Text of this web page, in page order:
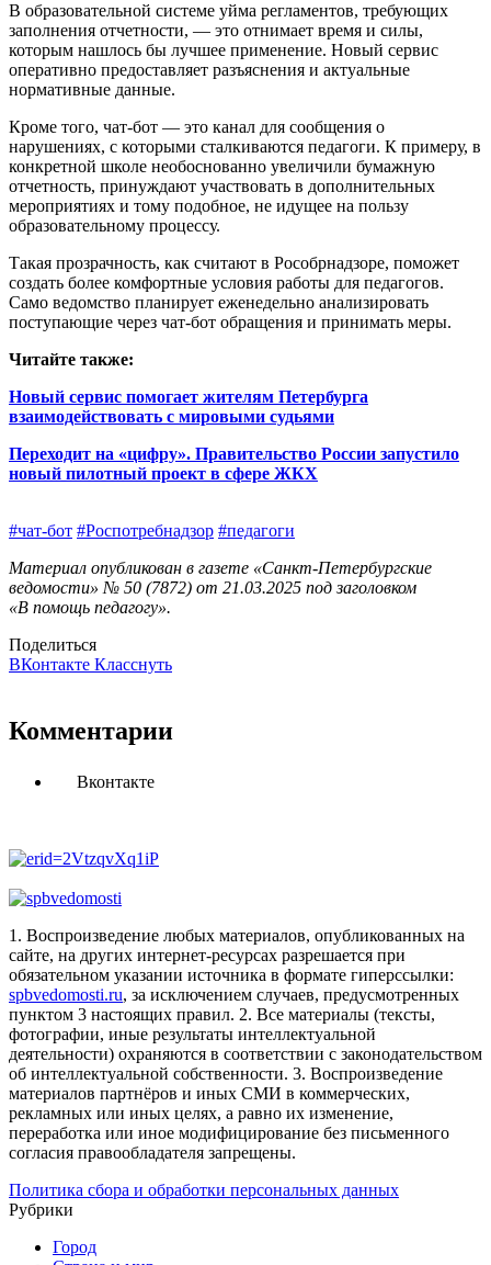
В образовательной системе уйма регламентов, требующих
заполнения отчетности, — это отнимает время и силы,
которым нашлось бы лучшее применение. Новый сервис
оперативно предоставляет разъяснения и актуальные
нормативные данные.
Кроме того, чат-бот — это канал для сообщения о
нарушениях, с которыми сталкиваются педагоги. К примеру, в
конкретной школе необоснованно увеличили бумажную
отчетность, принуждают участвовать в дополнительных
мероприятиях и тому подобное, не идущее на пользу
образовательному процессу.
Такая прозрачность, как считают в Рособрнадзоре, поможет
создать более комфортные условия работы для педагогов.
Само ведомство планирует еженедельно анализировать
поступающие через чат-бот обращения и принимать меры.
Читайте также:
Новый сервис помогает жителям Петербурга
взаимодействовать с мировыми судьями
Переходит на «цифру». Правительство России запустило
новый пилотный проект в сфере ЖКХ
#чат-бот #Роспотребнадзор #педагоги
Материал опубликован в газете «Санкт-Петербургские
ведомости» № 50 (7872) от 21.03.2025 под заголовком
«В помощь педагогу».
Поделиться
ВКонтакте Класснуть
Комментарии
Вконтакте
1. Воспроизведение любых материалов, опубликованных на
сайте, на других интернет-ресурсах разрешается при
обязательном указании источника в формате гиперссылки:
spbvedomosti.ru, за исключением случаев, предусмотренных
пунктом 3 настоящих правил. 2. Все материалы (тексты,
фотографии, иные результаты интеллектуальной
деятельности) охраняются в соответствии с законодательством
об интеллектуальной собственности. 3. Воспроизведение
материалов партнёров и иных СМИ в коммерческих,
рекламных или иных целях, а равно их изменение,
переработка или иное модифицирование без письменного
согласия правообладателя запрещены.
Политика сбора и обработки персональных данных
Рубрики
Город